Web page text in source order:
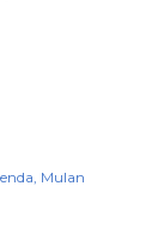
Mulan